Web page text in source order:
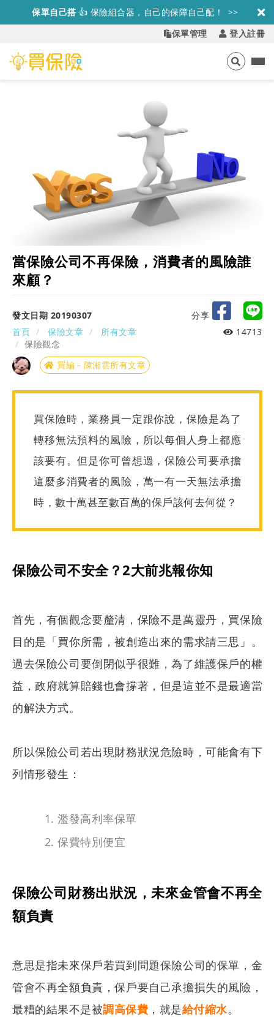
保單自己搭 👍 保險組合器，自己的保障自己配！ >>
保單管理
登入註冊
搜尋
當保險公司不再保險，消費者的風險誰
來顧？
發文日期 20190307
分享
首頁
保險文章
所有文章
保險觀念
14713
買編－陳湘雲所有文章
買保險時，業務員一定跟你說，保險是為了
轉移無法預料的風險，所以每個人身上都應
該要有。但是你可曾想過，保險公司要承擔
這麼多消費者的風險，萬一有一天無法承擔
時，數十萬甚至數百萬的保戶該何去何從？
保險公司不安全？2大前兆報你知
首先，有個觀念要釐清，保險不是萬靈丹，買保險
目的是「買你所需，被創造出來的需求請三思」。
過去保險公司要倒閉似乎很難，為了維護保戶的權
益，政府就算賠錢也會撐著，但是這並不是最適當
的解決方式。
所以保險公司若出現財務狀況危險時，可能會有下
列情形發生：
濫發高利率保單
保費特別便宜
保險公司財務出狀況，未來金管會不再全
額負責
意思是指未來保戶若買到問題保險公司的保單，金
管會不再全額負責，保戶要自己承擔損失的風險，
最糟的結果不是被調高保費 ，就是給付縮水。